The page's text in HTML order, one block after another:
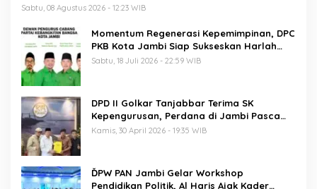
Sabtu, 08 Agustus 2026 - 12:23 WIB
Momentum Regenerasi Kepemimpinan, DPC
PKB Kota Jambi Siap Sukseskan Harlah
PKB ke-28
Sabtu, 18 Juli 2026 - 22:59 WIB
DPD II Golkar Tanjabbar Terima SK
Kepengurusan, Perdana di Jambi Pasca
Musda
Kamis, 30 April 2026 - 19:35 WIB
ĎPW PAN Jambi Gelar Workshop
Pendidikan Politik, Al Haris Ajak Kader